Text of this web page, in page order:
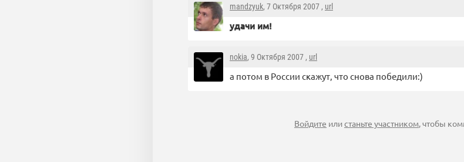
mandzyuk, 7 Октября 2007 , url
удачи им!
nokia, 9 Октября 2007 , url
а потом в России скажут, что снова победили:)
Войдите илистаньте участником, чтобы